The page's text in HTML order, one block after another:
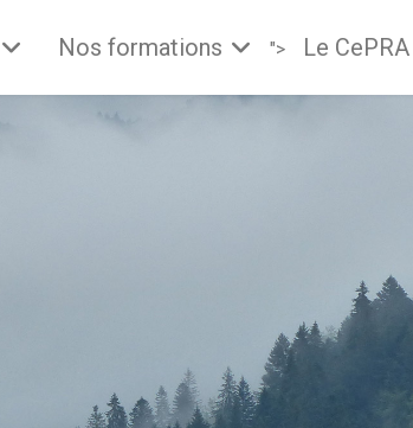
Nos formations "> Le CePRA